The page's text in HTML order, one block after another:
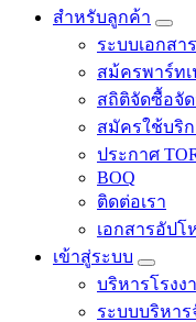
สำหรับลูกค้า
ระบบเอกสา
สม้ครพาร์ทเ
สถิติจัดซื้อจัด
สมัครใช้บริก
ประกาศ
BOQ
ติดต่อเรา
เอกสารอัปโ
เข้าสู่ระบบ
บริหารโรง
ระบบบริหา